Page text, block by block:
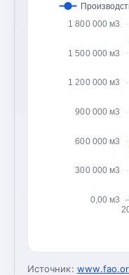
0,00 м3
300 000 м3
600 000 м3
900 000 м3
1 200 000 м3
1 500 000 м3
1 800 000 м3
Источник: